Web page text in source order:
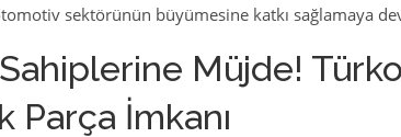
sektörünün büyümesine katkı sağlamaya
Müjde!
Parça İmkanı